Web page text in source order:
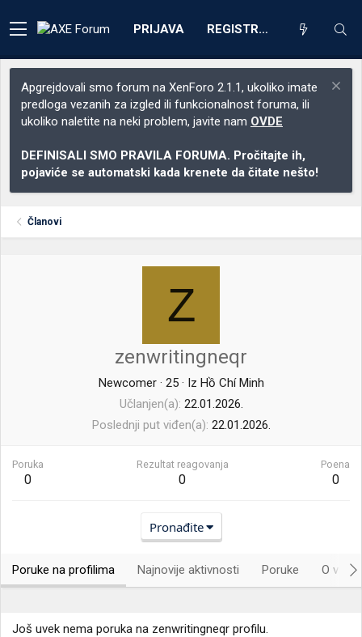
PRIJAVA REGISTRACIJA
Apgrejdovali smo forum na XenForo 2.1.1, ukoliko imate
predloga vezanih za izgled ili funkcionalnost foruma, ili
ukoliko naletite na neki problem, javite nam OVDE
DEFINISALI SMO PRAVILA FORUMA. Pročitajte ih,
pojaviće se automatski kada krenete da čitate nešto!
Članovi
Z
zenwritingneqr
Newcomer · 25 · Iz Hồ Chí Minh
Učlanjen(a) 22.01.2026.
Poslednji put viđen(a) 22.01.2026.
Poruka
0
Rezultat reagovanja
0
Poena
0
Pronađite
Poruke na profilima Najnovije aktivnosti Poruke O
Još uvek nema poruka na zenwritingneqr profilu.